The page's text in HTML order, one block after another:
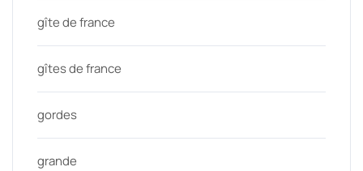
gîte de france
gîtes de france
gordes
grande